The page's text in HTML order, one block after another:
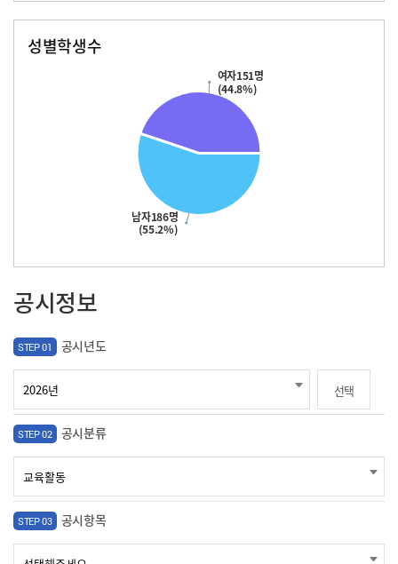
성별학생수
남자186명
(55.2%)
여자151명
(44.8%)
공시정보
STEP 01 공시년도
선택
STEP 02 공시분류
STEP 03 공시항목